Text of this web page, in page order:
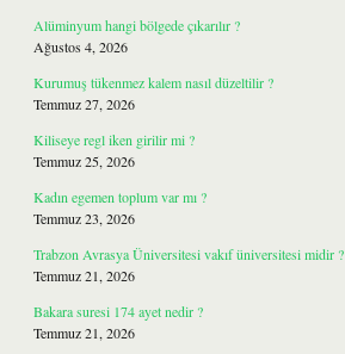
Alüminyum hangi bölgede çıkarılır ?
Ağustos 4, 2026
Kurumuş tükenmez kalem nasıl düzeltilir ?
Temmuz 27, 2026
Kiliseye regl iken girilir mi ?
Temmuz 25, 2026
Kadın egemen toplum var mı ?
Temmuz 23, 2026
Trabzon Avrasya Üniversitesi vakıf üniversitesi midir ?
Temmuz 21, 2026
Bakara suresi 174 ayet nedir ?
Temmuz 21, 2026